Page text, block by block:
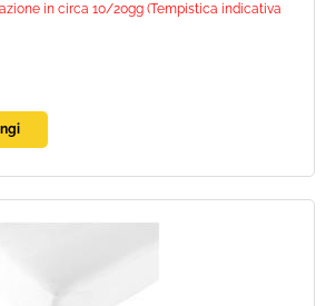
in circa 10/20gg (Tempistica indicativa